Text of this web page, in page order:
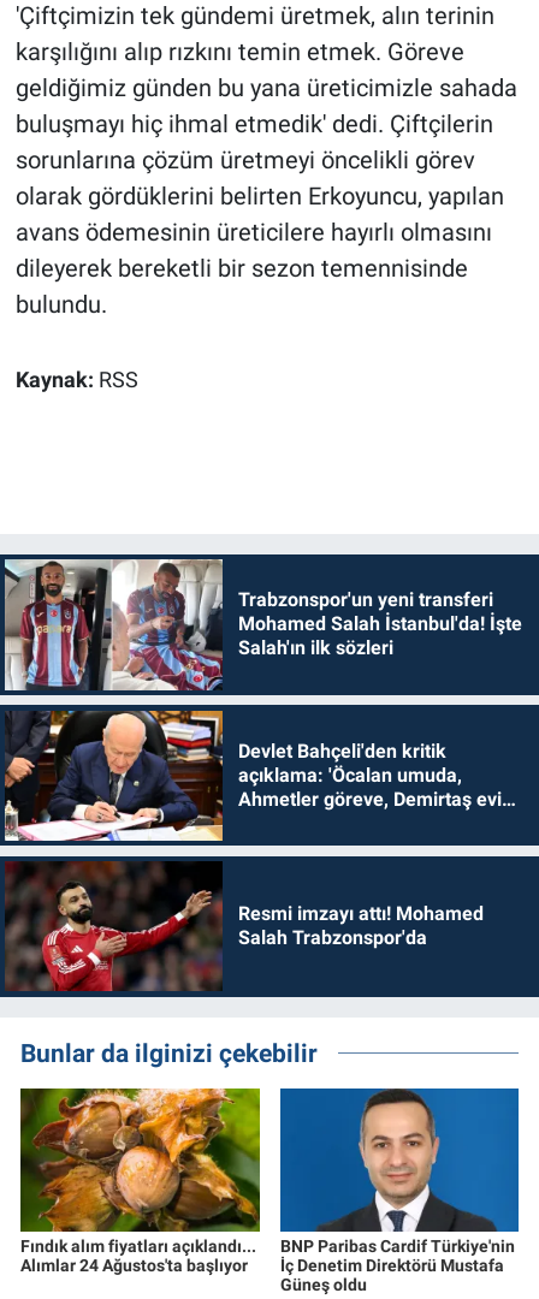
'Çiftçimizin tek gündemi üretmek, alın terinin
karşılığını alıp rızkını temin etmek. Göreve
geldiğimiz günden bu yana üreticimizle sahada
buluşmayı hiç ihmal etmedik' dedi. Çiftçilerin
sorunlarına çözüm üretmeyi öncelikli görev
olarak gördüklerini belirten Erkoyuncu, yapılan
avans ödemesinin üreticilere hayırlı olmasını
dileyerek bereketli bir sezon temennisinde
bulundu.
Kaynak: RSS
Trabzonspor'un yeni transferi
Mohamed Salah İstanbul'da! İşte
Salah'ın ilk sözleri
Devlet Bahçeli'den kritik
açıklama: 'Öcalan umuda,
Ahmetler göreve, Demirtaş evine
Resmi imzayı attı! Mohamed
Salah Trabzonspor'da
Bunlar da ilginizi çekebilir
Fındık alım fiyatları açıklandı...
Alımlar 24 Ağustos'ta başlıyor
BNP Paribas Cardif Türkiye'nin
İç Denetim Direktörü Mustafa
Güneş oldu